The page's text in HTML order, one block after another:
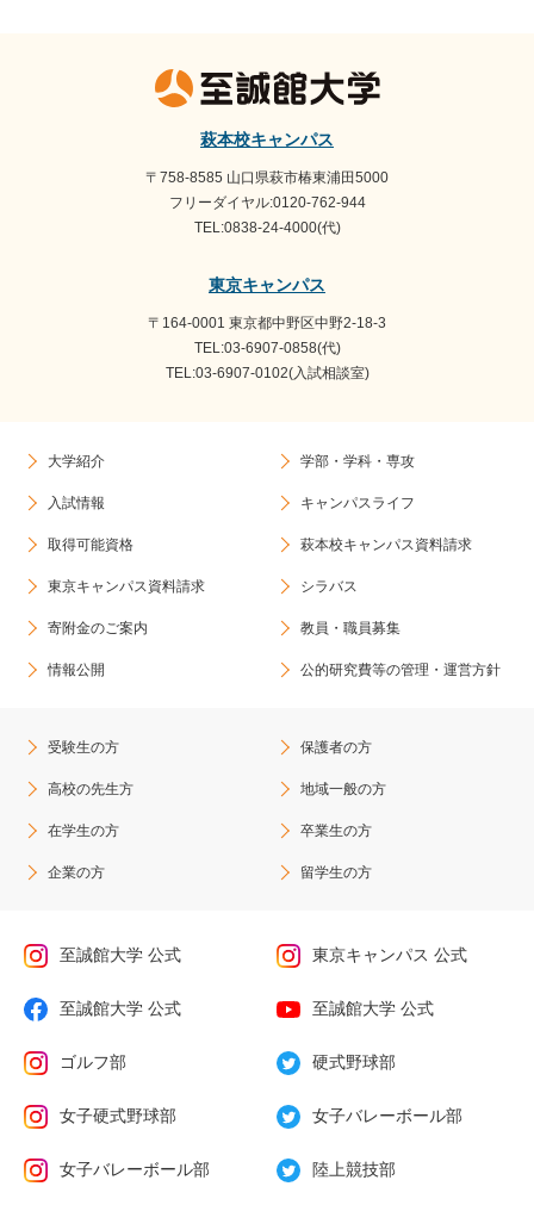
萩本校キャンパス
〒758-8585 山口県萩市椿東浦田5000
フリーダイヤル:0120-762-944
TEL:0838-24-4000(代)
東京キャンパス
〒164-0001 東京都中野区中野2-18-3
TEL:03-6907-0858(代)
TEL:03-6907-0102(入試相談室)
大学紹介 学部・学科・専攻
入試情報 キャンパスライフ
取得可能資格 萩本校キャンパス資料請求
東京キャンパス資料請求 シラバス
寄附金のご案内 教員・職員募集
情報公開 公的研究費等の管理・運営方針
受験生の方 保護者の方
高校の先生方 地域一般の方
在学生の方 卒業生の方
企業の方 留学生の方
至誠館大学 公式 東京キャンパス 公式
至誠館大学 公式 至誠館大学 公式
ゴルフ部 硬式野球部
女子硬式野球部 女子バレーボール部
女子バレーボール部 陸上競技部